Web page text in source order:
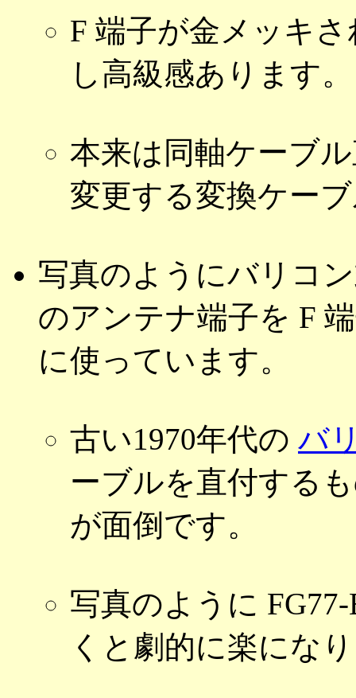
F 端子が金メッキ
し高級感あります。
本来は同軸ケーブ
変更する変換ケー
写真のようにバリコ
のアンテナ端子を F
に使っています。
古い1970年代の バ
ーブルを直付する
が面倒です。
写真のように
くと劇的に楽にな